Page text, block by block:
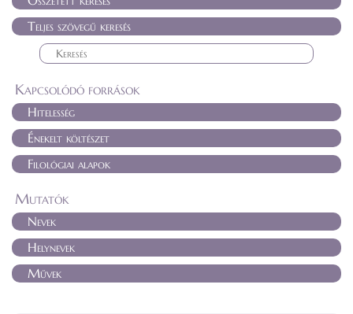
Teljes szövegű keresés
Kapcsolódó források
Hitelesség
Énekelt költészet
Filológiai alapok
Mutatók
Nevek
Helynevek
Művek